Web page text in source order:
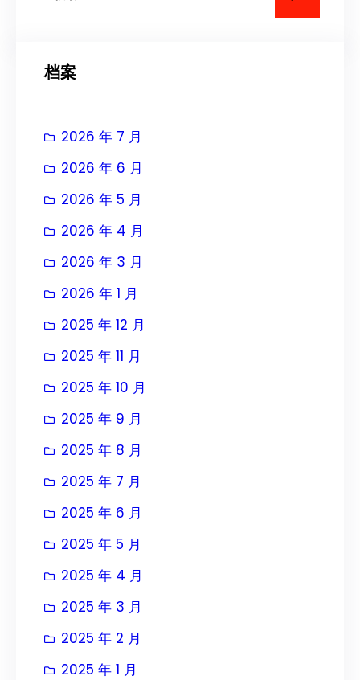
档案
2026 年 7 月
2026 年 6 月
2026 年 5 月
2026 年 4 月
2026 年 3 月
2026 年 1 月
2025 年 12 月
2025 年 11 月
2025 年 10 月
2025 年 9 月
2025 年 8 月
2025 年 7 月
2025 年 6 月
2025 年 5 月
2025 年 4 月
2025 年 3 月
2025 年 2 月
2025 年 1 月